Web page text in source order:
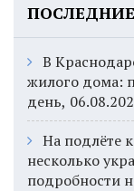
В
жилого дома:
день,
На подлёте
несколько
подробности